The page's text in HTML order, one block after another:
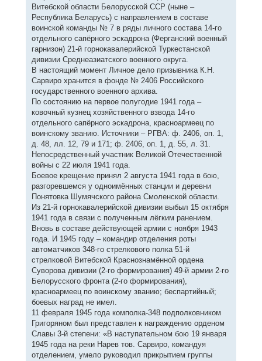
Витебской области Белорусской ССР (ныне –
Республика Беларусь) с направлением в составе
воинской команды № 7 в ряды личного состава 14-го
отдельного сапёрного эскадрона (Ферганский военный
гарнизон) 21-й горнокавалерийской Туркестанской
дивизии Среднеазиатского военного округа.
В настоящий момент Личное дело призывника К.Н.
Сарвиро хранится в фонде № 2406 Российского
государственного военного архива.
По состоянию на первое полугодие 1941 года –
ковочный кузнец хозяйственного взвода 14-го
отдельного сапёрного эскадрона, красноармеец по
воинскому званию. Источники – РГВА: ф. 2406, оп. 1,
д. 48, лл. 12, 79 и 171; ф. 2406, оп. 1, д. 55, л. 31.
Непосредственный участник Великой Отечественной
войны с 22 июля 1941 года.
Боевое крещение принял 2 августа 1941 года в бою,
разгоревшемся у одноимённых станции и деревни
Понятовка Шумячского района Смоленской области.
Из 21-й горнокавалерийской дивизии выбыл 15 октября
1941 года в связи с полученным лёгким ранением.
Вновь в составе действующей армии с ноября 1943
года. И 1945 году – командир отделения роты
автоматчиков 348-го стрелкового полка 51-й
стрелковой Витебской Краснознамённой ордена
Суворова дивизии (2-го формирования) 49-й армии 2-го
Белорусского фронта (2-го формирования),
красноармеец по воинскому званию; беспартийный;
боевых наград не имел.
11 февраля 1945 года комполка-348 подполковником
Григоряном был представлен к награждению орденом
Славы 3-й степени: «В наступательном бою 19 января
1945 года на реки Нарев тов. Сарвиро, командуя
отделением, умело руководил прикрытием группы